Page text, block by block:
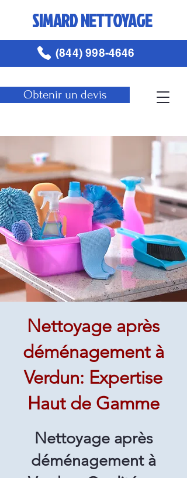
SIMARD NETTOYAGE
Obtenir un devis
(844) 998-4646
Nettoyage après
déménagement à
Verdun: Expertise
Haut de Gamme
Nettoyage après
déménagement à